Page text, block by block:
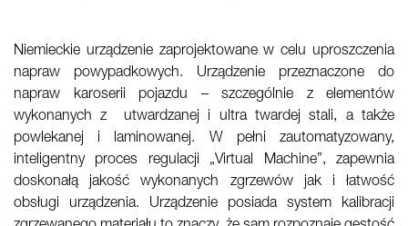
Niemieckie urządzenie zaprojektowane w celu uproszczenia
napraw powypadkowych. Urządzenie przeznaczone do
napraw karoserii pojazdu – szczególnie z elementów
wykonanych z utwardzanej i ultra twardej stali, a także
powlekanej i laminowanej. W pełni zautomatyzowany,
inteligentny proces regulacji „Virtual Machine”, zapewnia
doskonałą jakość wykonanych zgrzewów jak i łatwość
obsługi urządzenia. Urządzenie posiada system kalibracji